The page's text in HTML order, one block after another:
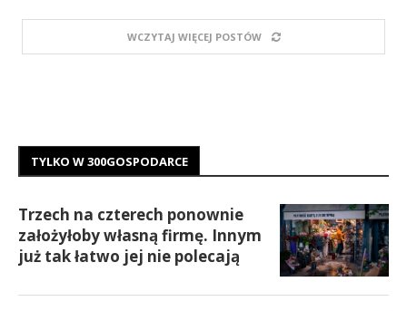
WCZYTAJ WIĘCEJ POSTÓW
TYLKO W 300GOSPODARCE
Trzech na czterech ponownie
założyłoby własną firmę. Innym
już tak łatwo jej nie polecają